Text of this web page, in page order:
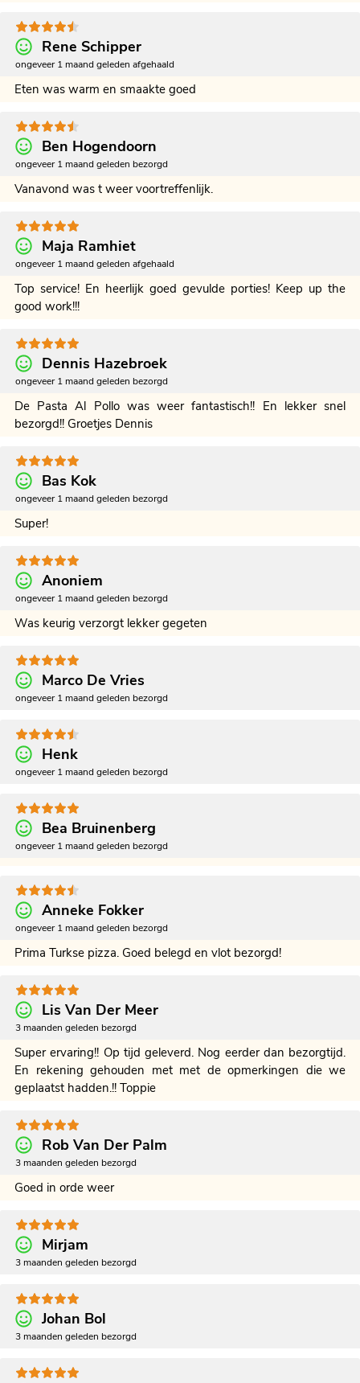
Rene Schipper
ongeveer 1 maand geleden afgehaald
Eten was warm en smaakte goed
Ben Hogendoorn
ongeveer 1 maand geleden bezorgd
Vanavond was t weer voortreffenlijk.
Maja Ramhiet
ongeveer 1 maand geleden afgehaald
Top service! En heerlijk goed gevulde porties! Keep up the
good work!!!
Dennis Hazebroek
ongeveer 1 maand geleden bezorgd
De Pasta Al Pollo was weer fantastisch!! En lekker snel
bezorgd!! Groetjes Dennis
Bas Kok
ongeveer 1 maand geleden bezorgd
Super!
Anoniem
ongeveer 1 maand geleden bezorgd
Was keurig verzorgt lekker gegeten
Marco De Vries
ongeveer 1 maand geleden bezorgd
Henk
ongeveer 1 maand geleden bezorgd
Bea Bruinenberg
ongeveer 1 maand geleden bezorgd
Anneke Fokker
ongeveer 1 maand geleden bezorgd
Prima Turkse pizza. Goed belegd en vlot bezorgd!
Lis Van Der Meer
3 maanden geleden bezorgd
Super ervaring!! Op tijd geleverd. Nog eerder dan bezorgtijd.
En rekening gehouden met met de opmerkingen die we
geplaatst hadden.!! Toppie
Rob Van Der Palm
3 maanden geleden bezorgd
Goed in orde weer
Mirjam
3 maanden geleden bezorgd
Johan Bol
3 maanden geleden bezorgd